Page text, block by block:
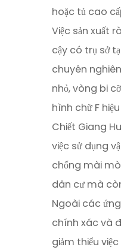
hoặc tủ cao
Việc sản xuất
cậy có trụ sở
chuyên
nhỏ, vòng bi
hình chữ F
Chiết Giang
việc sử dụng
chống mài
dân cư mà
Ngoài các
chính xác và
giảm thiểu